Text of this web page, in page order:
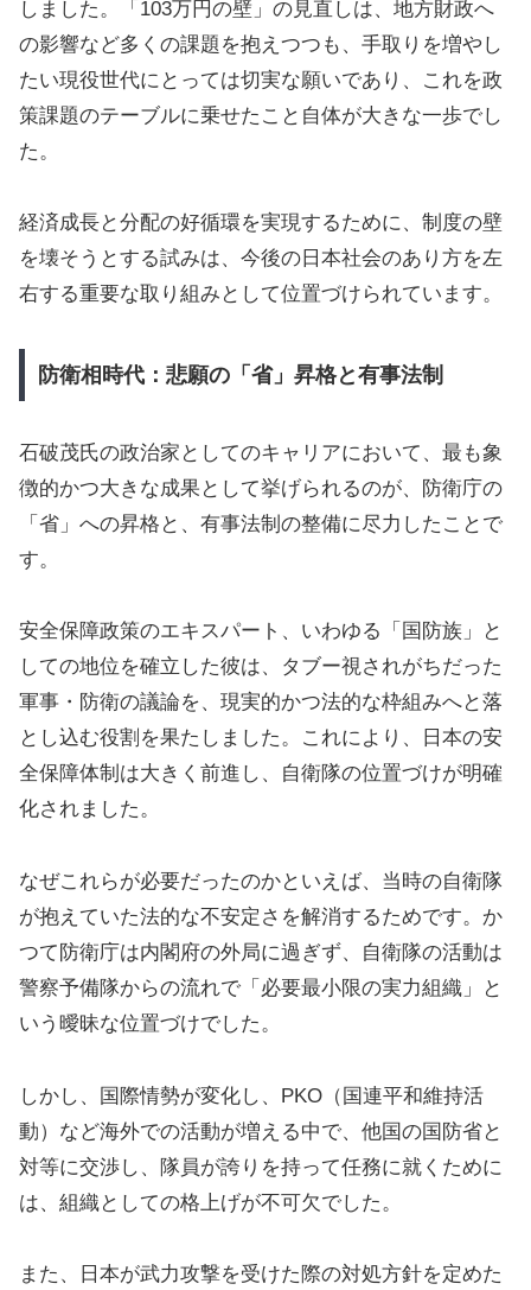
しました。「103万円の壁」の見直しは、地方財政へ
の影響など多くの課題を抱えつつも、手取りを増やし
たい現役世代にとっては切実な願いであり、これを政
策課題のテーブルに乗せたこと自体が大きな一歩でし
た。
経済成長と分配の好循環を実現するために、制度の壁
を壊そうとする試みは、今後の日本社会のあり方を左
右する重要な取り組みとして位置づけられています。
防衛相時代：悲願の「省」昇格と有事法制
石破茂氏の政治家としてのキャリアにおいて、最も象
徴的かつ大きな成果として挙げられるのが、防衛庁の
「省」への昇格と、有事法制の整備に尽力したことで
す。
安全保障政策のエキスパート、いわゆる「国防族」と
しての地位を確立した彼は、タブー視されがちだった
軍事・防衛の議論を、現実的かつ法的な枠組みへと落
とし込む役割を果たしました。これにより、日本の安
全保障体制は大きく前進し、自衛隊の位置づけが明確
化されました。
なぜこれらが必要だったのかといえば、当時の自衛隊
が抱えていた法的な不安定さを解消するためです。か
つて防衛庁は内閣府の外局に過ぎず、自衛隊の活動は
警察予備隊からの流れで「必要最小限の実力組織」と
いう曖昧な位置づけでした。
しかし、国際情勢が変化し、PKO（国連平和維持活
動）など海外での活動が増える中で、他国の国防省と
対等に交渉し、隊員が誇りを持って任務に就くために
は、組織としての格上げが不可欠でした。
また、日本が武力攻撃を受けた際の対処方針を定めた